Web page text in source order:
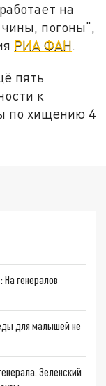
на
погоны",
РИА ФАН.
пять
к
по хищению 4
генералов
для малышей не
Зеленский